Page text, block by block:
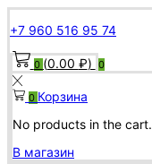
+7 960 516 95 74
0(0.00 ₽) 0
0 Корзина
No products in the cart.
В магазин